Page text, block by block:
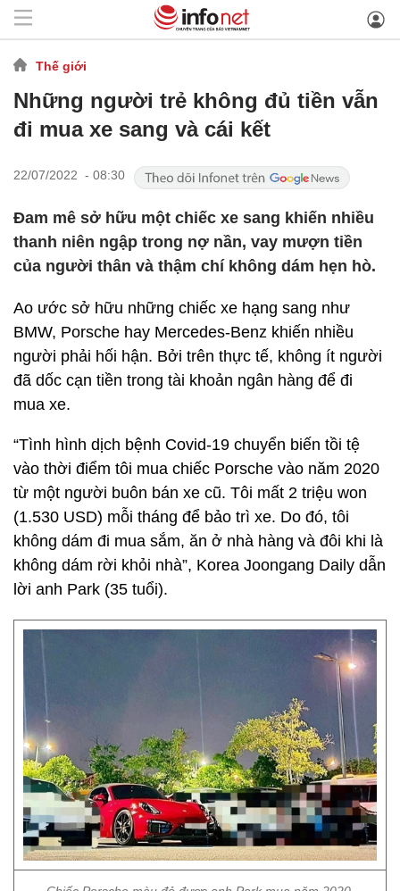
Thế giới
Những người trẻ không đủ tiền vẫn
đi mua xe sang và cái kết
22/07/2022 - 08:30
Đam mê sở hữu một chiếc xe sang khiến nhiều
thanh niên ngập trong nợ nần, vay mượn tiền
của người thân và thậm chí không dám hẹn hò.
Ao ước sở hữu những chiếc xe hạng sang như
BMW, Porsche hay Mercedes-Benz khiến nhiều
người phải hối hận. Bởi trên thực tế, không ít người
đã dốc cạn tiền trong tài khoản ngân hàng để đi
mua xe.
“Tình hình dịch bệnh Covid-19 chuyển biến tồi tệ
vào thời điểm tôi mua chiếc Porsche vào năm 2020
từ một người buôn bán xe cũ. Tôi mất 2 triệu won
(1.530 USD) mỗi tháng để bảo trì xe. Do đó, tôi
không dám đi mua sắm, ăn ở nhà hàng và đôi khi là
không dám rời khỏi nhà”, Korea Joongang Daily dẫn
lời anh Park (35 tuổi).